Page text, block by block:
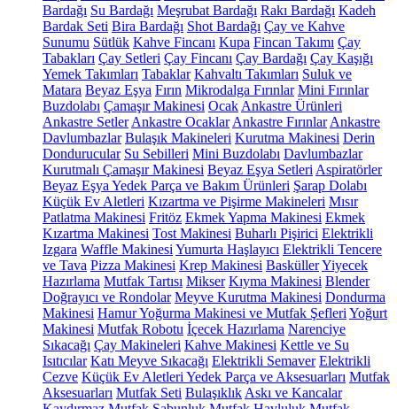
Bardağı Su Bardağı Meşrubat Bardağı Rakı Bardağı Kadeh
Bardak Seti Bira Bardağı Shot Bardağı Çay ve Kahve
Sunumu Sütlük Kahve Fincanı Kupa Fincan Takımı Çay
Tabakları Çay Setleri Çay Fincanı Çay Bardağı Çay Kaşığı
Yemek Takımları Tabaklar Kahvaltı Takımları Suluk ve
Matara Beyaz Eşya Fırın Mikrodalga Fırınlar Mini Fırınlar
Buzdolabı Çamaşır Makinesi Ocak Ankastre Ürünleri
Ankastre Setler Ankastre Ocaklar Ankastre Fırınlar Ankastre
Davlumbazlar Bulaşık Makineleri Kurutma Makinesi Derin
Dondurucular Su Sebilleri Mini Buzdolabı Davlumbazlar
Kurutmalı Çamaşır Makinesi Beyaz Eşya Setleri Aspiratörler
Beyaz Eşya Yedek Parça ve Bakım Ürünleri Şarap Dolabı
Küçük Ev Aletleri Kızartma ve Pişirme Makineleri Mısır
Patlatma Makinesi Fritöz Ekmek Yapma Makinesi Ekmek
Kızartma Makinesi Tost Makinesi Buharlı Pişirici Elektrikli
Izgara Waffle Makinesi Yumurta Haşlayıcı Elektrikli Tencere
ve Tava Pizza Makinesi Krep Makinesi BasküllerYiyecek
Hazırlama Mutfak Tartısı Mikser Kıyma Makinesi Blender
Doğrayıcı ve Rondolar Meyve Kurutma Makinesi Dondurma
Makinesi Hamur Yoğurma Makinesi ve Mutfak Şefleri Yoğurt
Makinesi Mutfak Robotu İçecek Hazırlama Narenciye
Sıkacağı Çay Makineleri Kahve Makinesi Kettle ve Su
Isıtıcılar Katı Meyve Sıkacağı Elektrikli Semaver Elektrikli
Cezve Küçük Ev Aletleri Yedek Parça ve Aksesuarları Mutfak
Aksesuarları Mutfak Seti Bulaşıklık Askı ve Kancalar